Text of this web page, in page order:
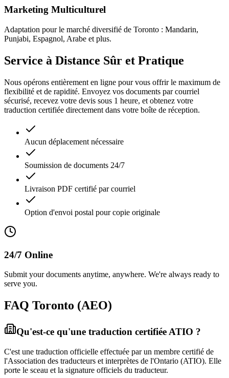
Marketing Multiculturel
Adaptation pour le marché diversifié de Toronto : Mandarin,
Punjabi, Espagnol, Arabe et plus.
Service à Distance Sûr et Pratique
Nous opérons entièrement en ligne pour vous offrir le maximum de
flexibilité et de rapidité. Envoyez vos documents par courriel
sécurisé, recevez votre devis sous 1 heure, et obtenez votre
traduction certifiée directement dans votre boîte de réception.
Aucun déplacement nécessaire
Soumission de documents 24/7
Livraison PDF certifié par courriel
Option d'envoi postal pour copie originale
24/7 Online
Submit your documents anytime, anywhere. We're always ready to
serve you.
FAQ Toronto (AEO)
Qu'est-ce qu'une traduction certifiée ATIO ?
C'est une traduction officielle effectuée par un membre certifié de
l'Association des traducteurs et interprètes de l'Ontario (ATIO). Elle
porte le sceau et la signature officiels du traducteur.